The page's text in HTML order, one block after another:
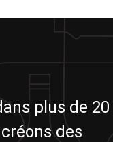
plus de 20
des